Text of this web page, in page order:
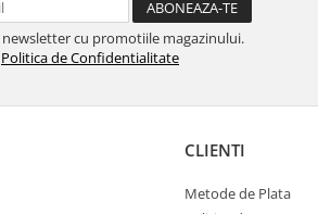
newsletter cu promotiile magazinului.
Politica de Confidentialitate
CLIENTI
Metode de Plata